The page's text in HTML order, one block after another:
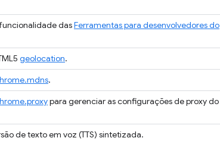
dasFerramentas para desenvolvedores do
geolocation.
.
para gerenciar as configurações de proxy do
de texto em voz (TTS) sintetizada.